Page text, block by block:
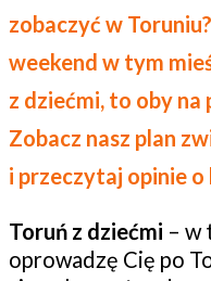
zobaczyć w
weekend w tym
z dziećmi, to oby na
Zobacz nasz plan
i przeczytaj opinie
Toruń z dziećmi – w
oprowadzę Cię po